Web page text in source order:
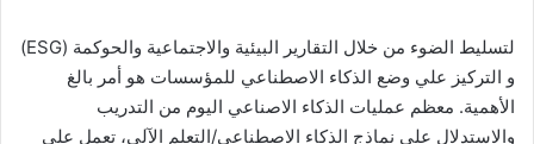
لتسليط الضوء من خلال التقارير البيئية والاجتماعية والحوكمة (ESG)
و التركيز علي وضع الذكاء الاصطناعي للمؤسسات هو أمر بالغ
الأهمية. معظم عمليات الذكاء الاصناعي اليوم من التدريب
والاستدلال على نماذج الذكاء الاصطناعي/التعلم الآلي، تعمل على